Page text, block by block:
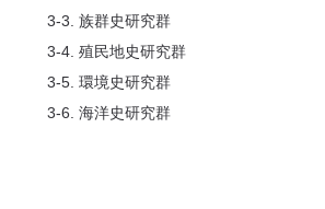
3-3. 族群史研究群
3-4. 殖民地史研究群
3-5. 環境史研究群
3-6. 海洋史研究群